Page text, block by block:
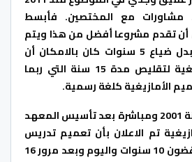
مع المختصين. فأبسط
تقدم مشروعا أفضل من هذا ويتم
العمل به مند 2011 بدل ضياع 5 سنوات كان بالامكان أن
تستفيد منها الأمازيغية لتقليص مدة 15 سنة التي ربما
الأمازيغية كلغة رسمية.
واذا تذكرنا بأنه في سنة 2001 ومباشرة بعد تأسيس المعهد
تم الاعلان بأن تعميم تدريس
الأمازيغية سيتم في غضون 10 سنوات واليوم وبعد مرور 16